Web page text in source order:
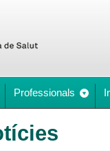
Professionals